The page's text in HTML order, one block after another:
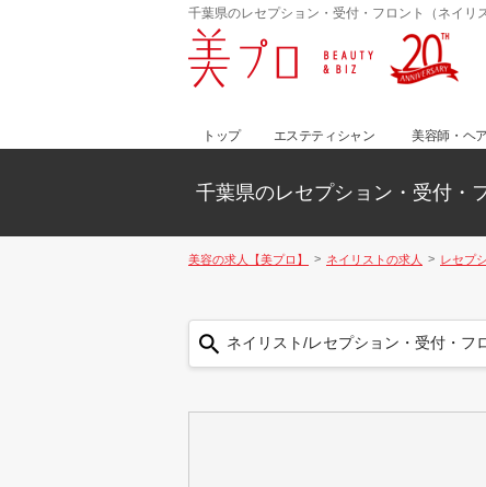
千葉県のレセプション・受付・フロント（ネイリ
トップ エステティシャン 美容師・ヘ
千葉県のレセプション・受付・
美容の求人【美プロ】 ネイリストの求人 レセプ
ネイリスト/レセプション・受付・フ